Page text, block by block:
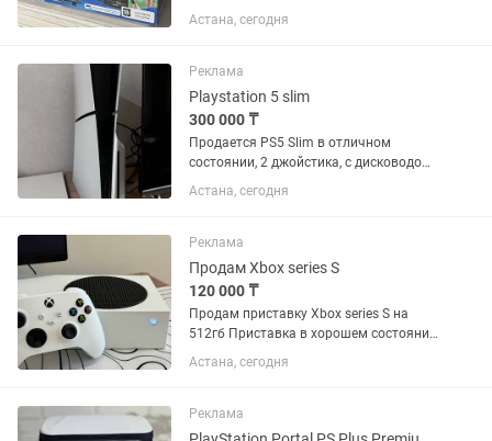
загрузки из playstation store.
Астана, сегодня
Реклама
Playstation 5 slim
300 000 ₸
Продается PS5 Slim в отличном
состоянии, 2 джойстика, с дисководом,
также, 5 игр
Астана, сегодня
Реклама
Продам Xbox series S
120 000 ₸
Продам приставку Xbox series S на
512гб Приставка в хорошем состоянии
никаких дефектов и нареканий нет Есть
обмен на ПК
Астана, сегодня
Реклама